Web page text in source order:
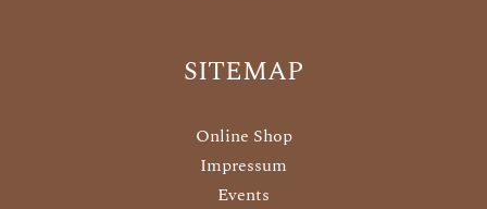
SITEMAP
Online Shop
Impressum
Events